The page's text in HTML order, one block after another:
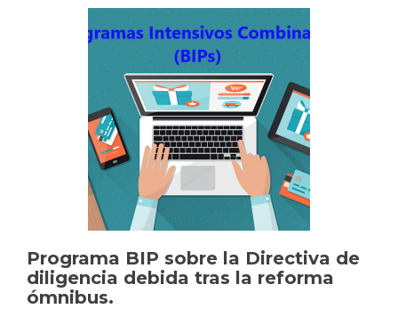
Programa BIP sobre la Directiva de
diligencia debida tras la reforma
ómnibus.
Navegación
entradas